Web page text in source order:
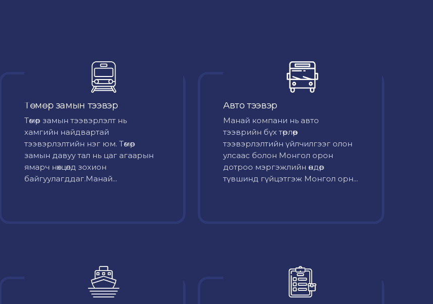
Төмөр замын тээвэр
Төмөр замын тээвэрлэлт нь
хамгийн найдвартай
тээвэрлэлтийн нэг юм. Төмөр
замын давуу тал нь цаг агаарын
ямарч нөхцөлд зохион
байгуулагддаг.Манай...
Авто тээвэр
Mанай компани нь авто
тээврийн бүх төрлөөр
тээвэрлэлтийн үйлчилгээг олон
улсаас болон Монгол орон
дотроо мэргэжлийн өндөр
түвшинд гүйцэтгэж Монгол орн...